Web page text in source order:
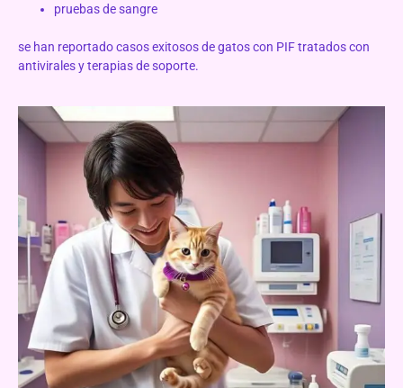
pruebas de sangre
se han reportado casos exitosos de gatos con PIF tratados con
antivirales y terapias de soporte.